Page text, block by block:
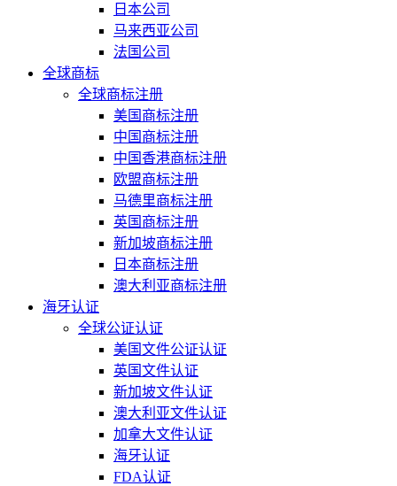
日本公司
马来西亚公司
法国公司
全球商标
全球商标注册
美国商标注册
中国商标注册
中国香港商标注册
欧盟商标注册
马德里商标注册
英国商标注册
新加坡商标注册
日本商标注册
澳大利亚商标注册
海牙认证
全球公证认证
美国文件公证认证
英国文件认证
新加坡文件认证
澳大利亚文件认证
加拿大文件认证
海牙认证
FDA认证